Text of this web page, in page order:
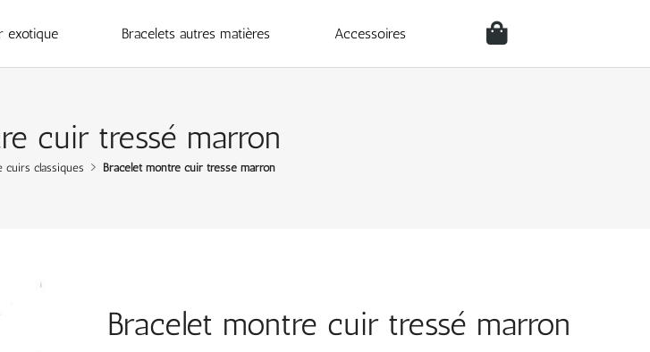
exotique Bracelets autres matières Accessoires
cuir tressé marron
cuirs classiques Bracelet montre cuir tressé marron
Bracelet montre cuir tressé marron